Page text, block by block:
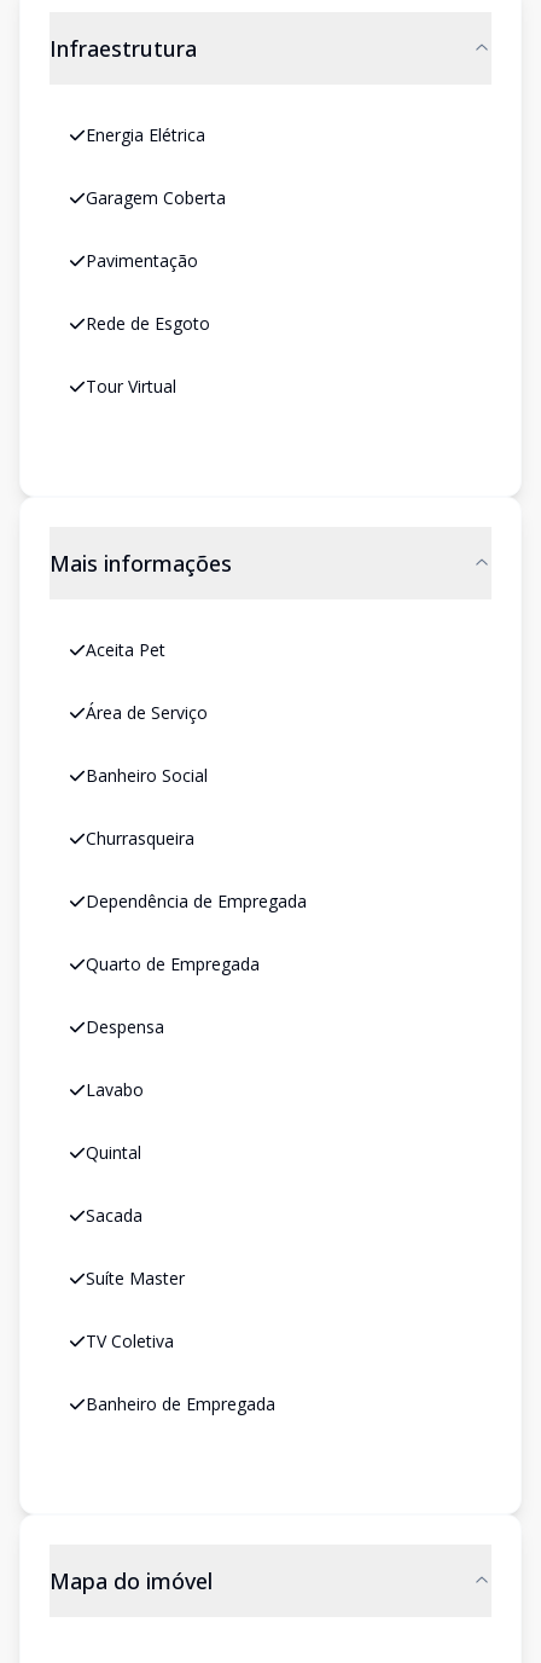
Infraestrutura
Energia Elétrica
Garagem Coberta
Pavimentação
Rede de Esgoto
Tour Virtual
Mais informações
Aceita Pet
Área de Serviço
Banheiro Social
Churrasqueira
Dependência de Empregada
Quarto de Empregada
Despensa
Lavabo
Quintal
Sacada
Suíte Master
TV Coletiva
Banheiro de Empregada
Mapa do imóvel